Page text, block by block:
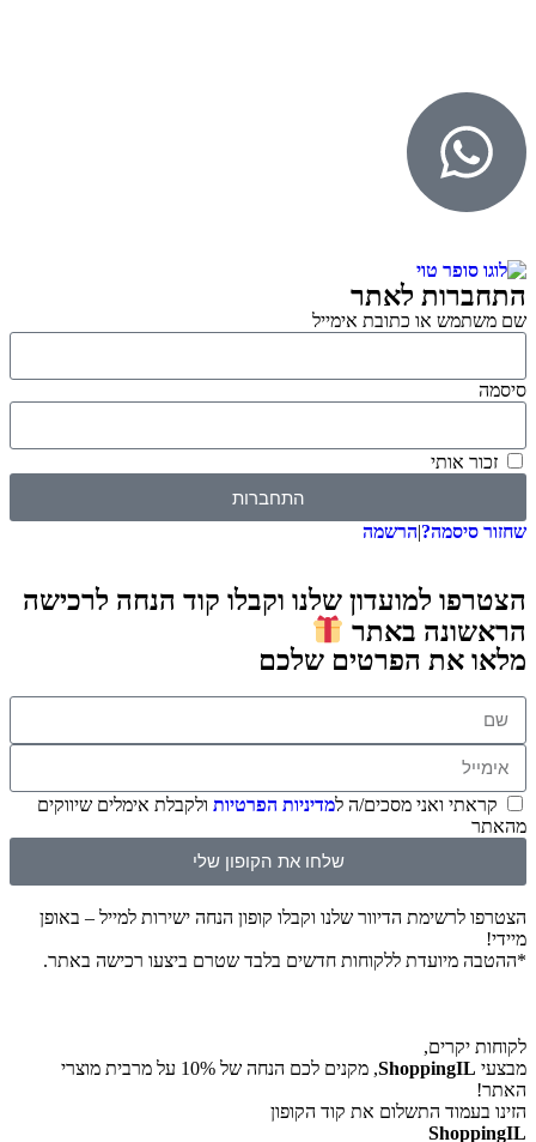
התחברות לאתר
שם משתמש או כתובת אימייל
סיסמה
זכור אותי
התחברות
שחזור סיסמה?|הרשמה
הצטרפו למועדון שלנו וקבלו קוד הנחה לרכישה
הראשונה באתר
מלאו את הפרטים שלכם
קראתי ואני מסכים/ה למדיניות הפרטיות ולקבלת אימלים שיווקים
מהאתר
שלחו את הקופון שלי
הצטרפו לרשימת הדיוור שלנו וקבלו קופון הנחה ישירות למייל – באופן
מיידי!
*ההטבה מיועדת ללקוחות חדשים בלבד שטרם ביצעו רכישה באתר.
לקוחות יקרים,
מבצעי ShoppingIL
, מקנים לכם הנחה של 10% על מרבית מוצרי
האתר!
הזינו בעמוד התשלום את קוד הקופון
ShoppingIL